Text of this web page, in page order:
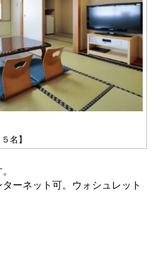
名】
ーネット可。ウォシュレット